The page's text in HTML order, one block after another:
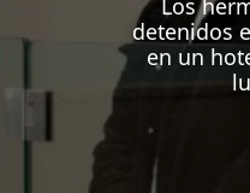
detenidos
en un